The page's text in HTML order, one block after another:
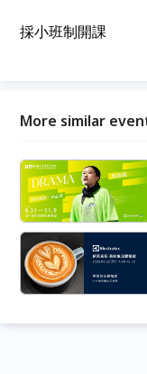
採小班制開課
More similar